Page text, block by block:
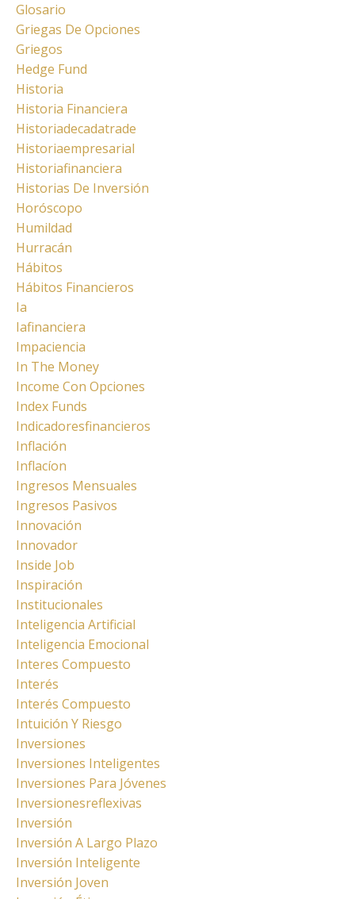
Glosario
Griegas De Opciones
Griegos
Hedge Fund
Historia
Historia Financiera
Historiadecadatrade
Historiaempresarial
Historiafinanciera
Historias De Inversión
Horóscopo
Humildad
Hurracán
Hábitos
Hábitos Financieros
Ia
Iafinanciera
Impaciencia
In The Money
Income Con Opciones
Index Funds
Indicadoresfinancieros
Inflación
Inflacíon
Ingresos Mensuales
Ingresos Pasivos
Innovación
Innovador
Inside Job
Inspiración
Institucionales
Inteligencia Artificial
Inteligencia Emocional
Interes Compuesto
Interés
Interés Compuesto
Intuición Y Riesgo
Inversiones
Inversiones Inteligentes
Inversiones Para Jóvenes
Inversionesreflexivas
Inversión
Inversión A Largo Plazo
Inversión Inteligente
Inversión Joven